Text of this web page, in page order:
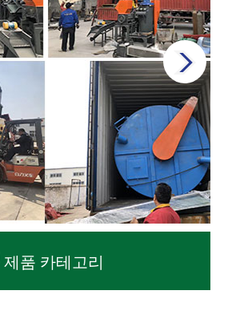
제품 카테고리